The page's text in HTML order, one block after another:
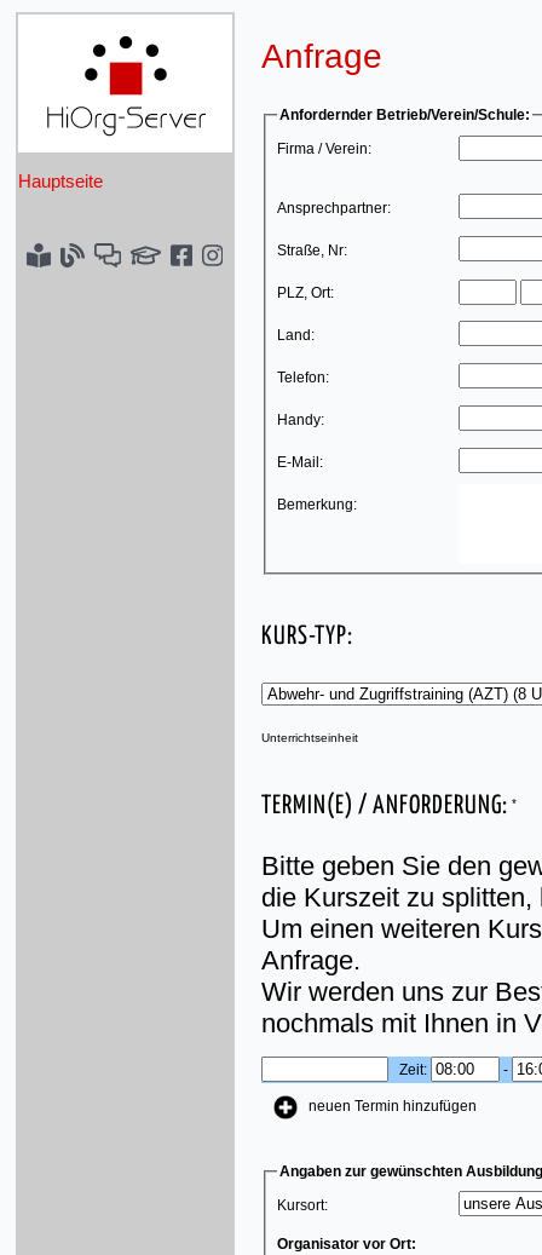
Hauptseite
Anfrage
Anfordernder Betrieb/Verein/Schule:
Firma / Verein:
Ansprechpartner:
Straße, Nr:
PLZ, Ort:
Land:
Telefon:
Handy:
E-Mail:
Bemerkung:
KURS-TYP:
Unterrichtseinheit
TERMIN(E) / ANFORDERUNG: *
Bitte geben Sie den
die Kurszeit zu
Um einen weiteren
Anfrage.
Wir werden uns zur
nochmals mit Ihnen in
Zeit: -
neuen Termin hinzufügen
Angaben zur gewünschten
Kursort:
Organisator vor Ort: